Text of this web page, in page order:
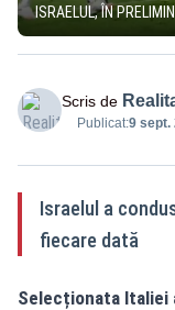
ISRAELUL, ÎN
Scris de
Publicat:9 sept.
Israelul a
fiecare dată
Selecționata Italiei